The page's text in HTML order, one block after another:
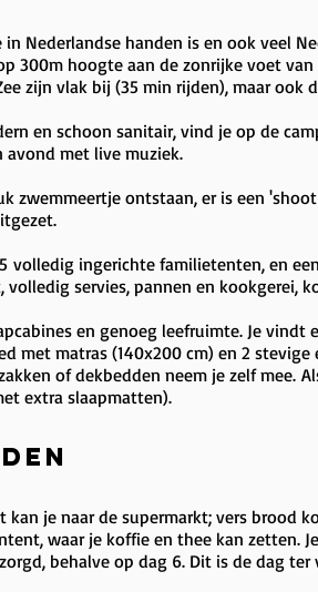
in Nederlandse handen is en ook veel
300m hoogte aan de zonrijke voet
zijn vlak bij (35 min rijden), maar ook
en schoon sanitair, vind je op de
avond met live muziek.
zwemmeertje ontstaan, er is een
volledig ingerichte familietenten, en
servies, pannen en kookgerei,
en genoeg leefruimte. Je
met matras (140x200 cm) en 2
of dekbedden neem je zelf mee.
extra slaapmatten).
je naar de supermarkt; vers brood
waar je koffie en thee kan zetten.
behalve op dag 6. Dit is de dag